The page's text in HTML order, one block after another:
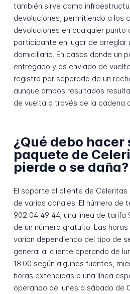
también sirve como
devoluciones, permitiendo a los
devoluciones en cualquier punto
participante en lugar de arreglar
domiciliaria. En casos donde un
entregado y es enviado de
registra por separado de un
aunque ambos resultados
de vuelta a través de la cadena
¿Qué debo hacer
paquete de
pierde o se daña?
El soporte al cliente de
de varios canales. El número de
902 04 49 44, una línea de tarifa
de un número gratuito. Las
varían dependiendo del tipo de
general al cliente operando de
18:00 según algunas fuentes,
horas extendidas o una línea
operando de lunes a sábado de